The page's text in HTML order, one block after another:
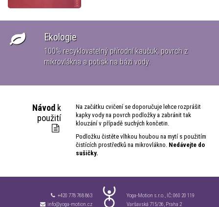
Ekologie
100% recyklovatelný přírodní kaučuk, povrch z
mikrovlákna a potisk na bázi vody.
Návod k
použití
Na začátku cvičení se doporučuje lehce rozprášit
kapky vody na povrch podložky a zabránit tak
klouzání v případě suchých končetin.
Podložku čistěte vlhkou houbou na mytí s použitím
čistících prostředků na mikrovlákno. Nedávejte do
sušičky.
+420 778 768 863
info@yoga-motion.cz
Yoga-Motion s.r.o., IČ:060 20 119
Varšavská 715/36, Praha 2